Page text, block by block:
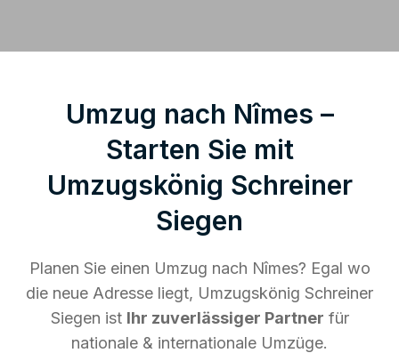
Umzug nach Nîmes –
Starten Sie mit
Umzugskönig Schreiner
Siegen
Planen Sie einen Umzug nach Nîmes? Egal wo
die neue Adresse liegt, Umzugskönig Schreiner
Siegen ist Ihr zuverlässiger Partner für
nationale & internationale Umzüge.